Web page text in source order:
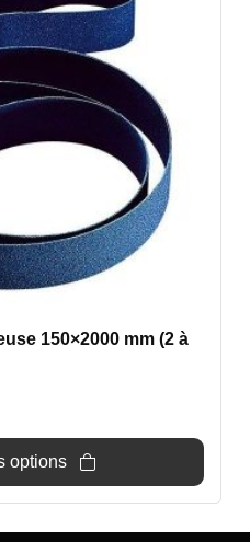
150×2000 mm (2 à
options